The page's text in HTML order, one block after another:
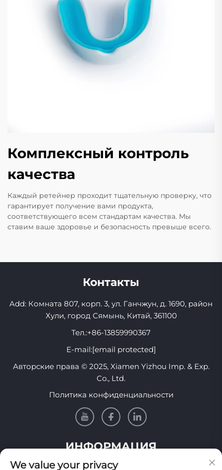
Комплексный контроль
качества
Каждый ретейнер проходит тщательную проверку, что
гарантирует получение вами продукта,
соответствующего всем стандартам качества. Мы
ставим ваше здоровье и безопасность превыше всего.
Контакты
Add: Комната 807, корп. 3, ул. Ганчжун, д. 1690, район
Хули, город Сямынь, Китай, 361100
Тел.:+86-13859990367
E-mail:[email protected]
Авторские права © 2025, Xiamen Yizhou Imp. & Exp.
Co., Ltd.
Политика конфиденциальности
ИНФОРМАЦИЯ
Подпишитесь, чтобы получать нашу еженедельную
We value your privacy